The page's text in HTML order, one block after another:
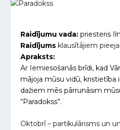
Raidījumu vada: priesteris
Raidījums klausītājiem
Apraksts:
Ar Iemiesošanās brīdi, kad
mājoja mūsu vidū, kristietība
dažiem mēs pārrunāsim
“Paradokss”.
Oktobrī – partikulārisms un